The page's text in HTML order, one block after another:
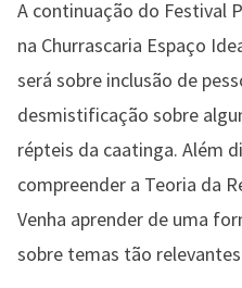
A continuação do Festival
na Churrascaria Espaço
será sobre inclusão de
desmistificação sobre
répteis da caatinga. Além
compreender a Teoria da
Venha aprender de uma
sobre temas tão